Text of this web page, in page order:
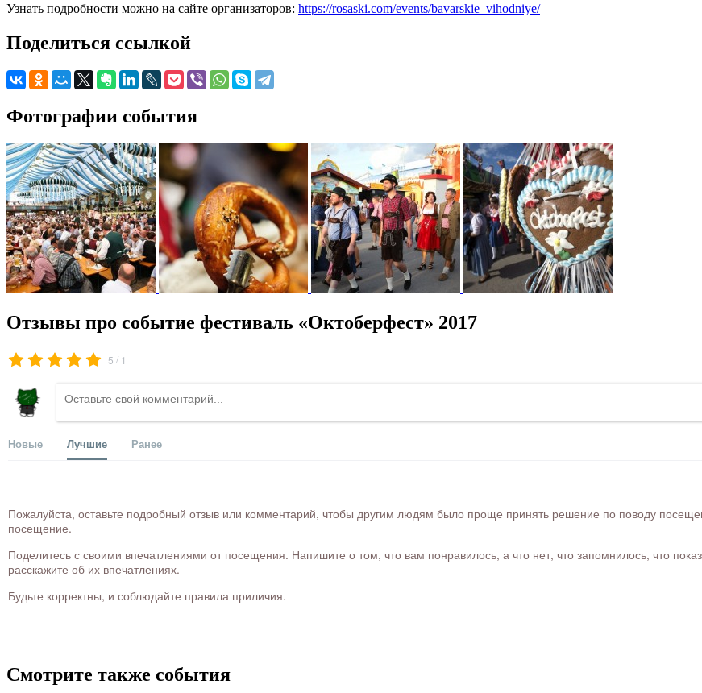
Узнать подробности можно на сайте организаторов: https://rosaski.com/events/bavarskie_vihodniye/
Поделиться ссылкой
Фотографии события
Отзывы про событие фестиваль «Октоберфест» 2017
5 / 1
Новые Лучшие Ранее
Пожалуйста, оставьте подробный отзыв или комментарий, чтобы другим людям было проще принять решение по поводу
посещение.
Поделитесь с своими впечатлениями от посещения. Напишите о том, что вам понравилось, а что нет, что запомнилось, что
расскажите об их впечатлениях.
Будьте корректны, и соблюдайте правила приличия.
Смотрите также события